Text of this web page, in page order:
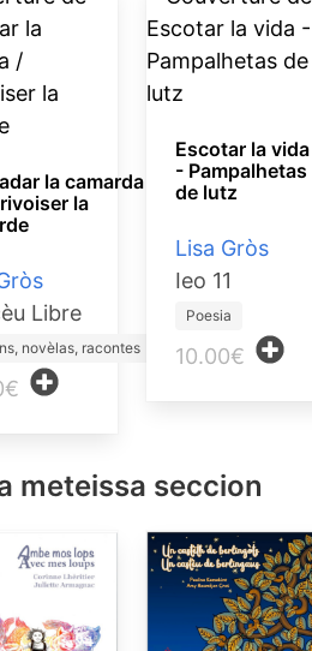
la camarda
la
Libre
novèlas, racontes
Escotar la vida
- Pampalhetas
de lutz
Lisa Gròs
Ieo 11
Poesia
10.00€
meteissa seccion